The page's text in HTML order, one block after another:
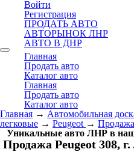
Войти
Регистрация
ПРОДАТЬ АВТО
АВТОРЫНОК ЛНР
АВТО В ДНР
Главная
Продать авто
Каталог авто
Главная
Продать авто
Каталог авто
Главная → Автомобильная
легковые → Peugeot →
Уникальные авто ЛНР в
Продажа Peugeot 308,